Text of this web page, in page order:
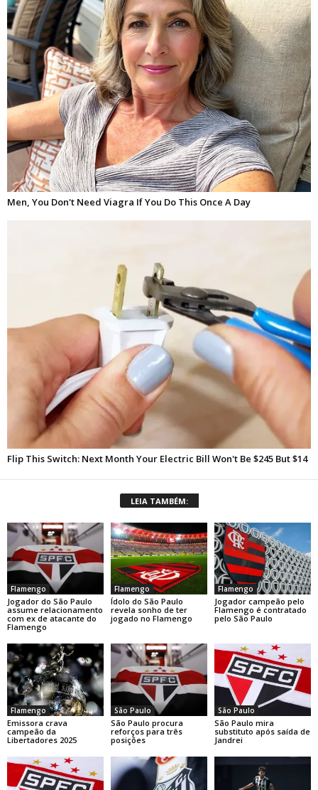
LEIA TAMBÉM:
Flamengo
Jogador do São Paulo
assume relacionamento
com ex de atacante do
Flamengo
Flamengo
Ídolo do São Paulo
revela sonho de ter
jogado no Flamengo
Flamengo
Jogador campeão pelo
Flamengo é contratado
pelo São Paulo
Flamengo
Emissora crava
campeão da
Libertadores 2025
São Paulo
São Paulo procura
reforços para três
posições
São Paulo
São Paulo mira
substituto após saída de
Jandrei